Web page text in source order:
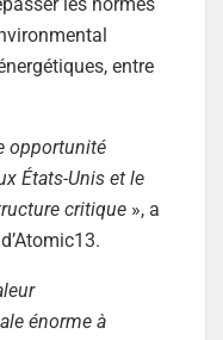
entre
opportunité
États-Unis et le
critique », a
énorme à